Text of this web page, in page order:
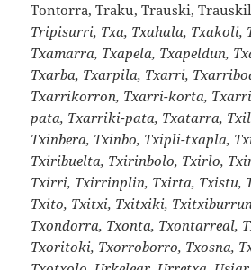
Tontorra, Traku, Trauski,
Tripisurri, Txa, Txahala, Txakoli,
Txamarra, Txapela, Txapeldun,
Txarba, Txarpila, Txarri,
Txarrikorron, Txarri-korta,
pata, Txarriki-pata, Txatarra,
Txinbera, Txinbo, Txipli-txapla,
Txiribuelta, Txirinbolo, Txirlo,
Txirri, Txirrinplin, Txirta, Txistu,
Txito, Txitxi, Txitxiki,
Txondorra, Txonta, Txontarreal,
Txoritoki, Txorroborro, Txosna,